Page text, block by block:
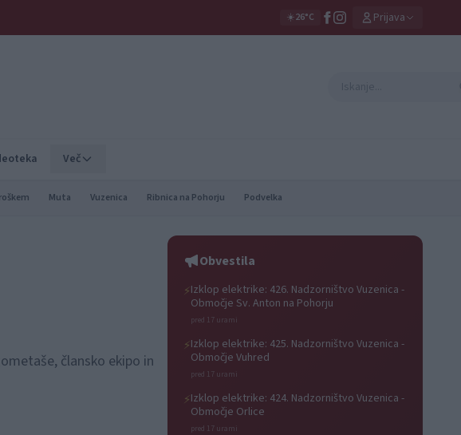
☀️26°C Prijava
Več
Muta Vuzenica Ribnica na Pohorju Podvelka
člansko ekipo in
Obvestila
⚡Izklop elektrike: 426. Nadzorništvo Vuzenica -
Območje Sv. Anton na Pohorju
pred 17 urami
⚡Izklop elektrike: 425. Nadzorništvo Vuzenica -
Območje Vuhred
pred 17 urami
⚡Izklop elektrike: 424. Nadzorništvo Vuzenica -
Območje Orlice
pred 17 urami